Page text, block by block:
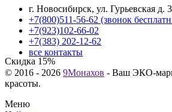
Скидка 15%
г. Новосибирск, ул. Гурьевская д.
+7(800)511-56-62 (звонок
+7(923)102-66-02
+7(383) 202-12-62
все контакты
© 2016 - 2026 9Монахов - Ваш ЭКО-
красоты.
Меню